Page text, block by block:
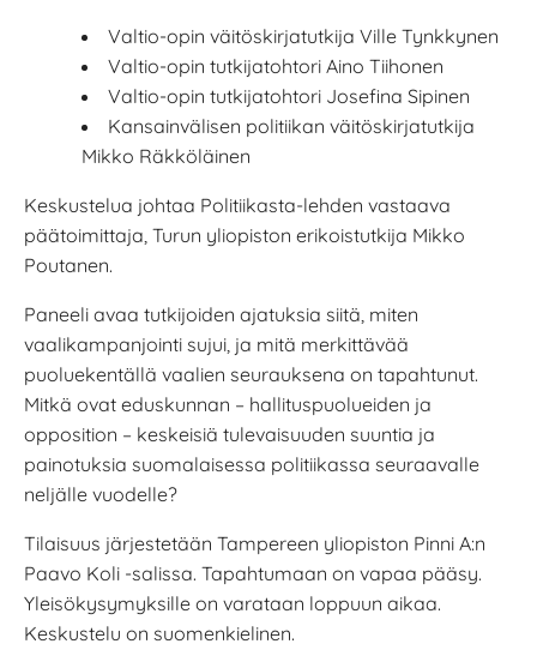
Valtio-opin väitöskirjatutkija Ville Tynkkynen
Valtio-opin tutkijatohtori Aino Tiihonen
Valtio-opin tutkijatohtori Josefina Sipinen
Kansainvälisen politiikan väitöskirjatutkija
Mikko Räkköläinen
Keskustelua johtaa Politiikasta-lehden vastaava
päätoimittaja, Turun yliopiston erikoistutkija Mikko
Poutanen.
Paneeli avaa tutkijoiden ajatuksia siitä, miten
vaalikampanjointi sujui, ja mitä merkittävää
puoluekentällä vaalien seurauksena on tapahtunut.
Mitkä ovat eduskunnan – hallituspuolueiden ja
opposition – keskeisiä tulevaisuuden suuntia ja
painotuksia suomalaisessa politiikassa seuraavalle
neljälle vuodelle?
Tilaisuus järjestetään Tampereen yliopiston Pinni A:n
Paavo Koli -salissa. Tapahtumaan on vapaa pääsy.
Yleisökysymyksille on varataan loppuun aikaa.
Keskustelu on suomenkielinen.